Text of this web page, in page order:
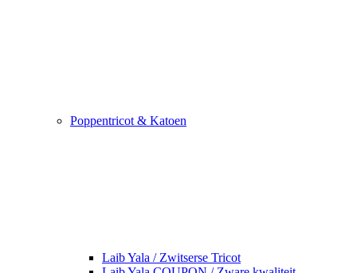
Poppentricot & Katoen
Laib Yala / Zwitserse Tricot